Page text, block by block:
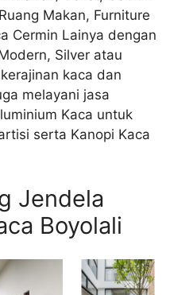
Makan, Furniture
Cermin Lainya dengan
Silver atau
kaca dan
melayani jasa
Kaca untuk
serta Kanopi Kaca
Jendela
Boyolali